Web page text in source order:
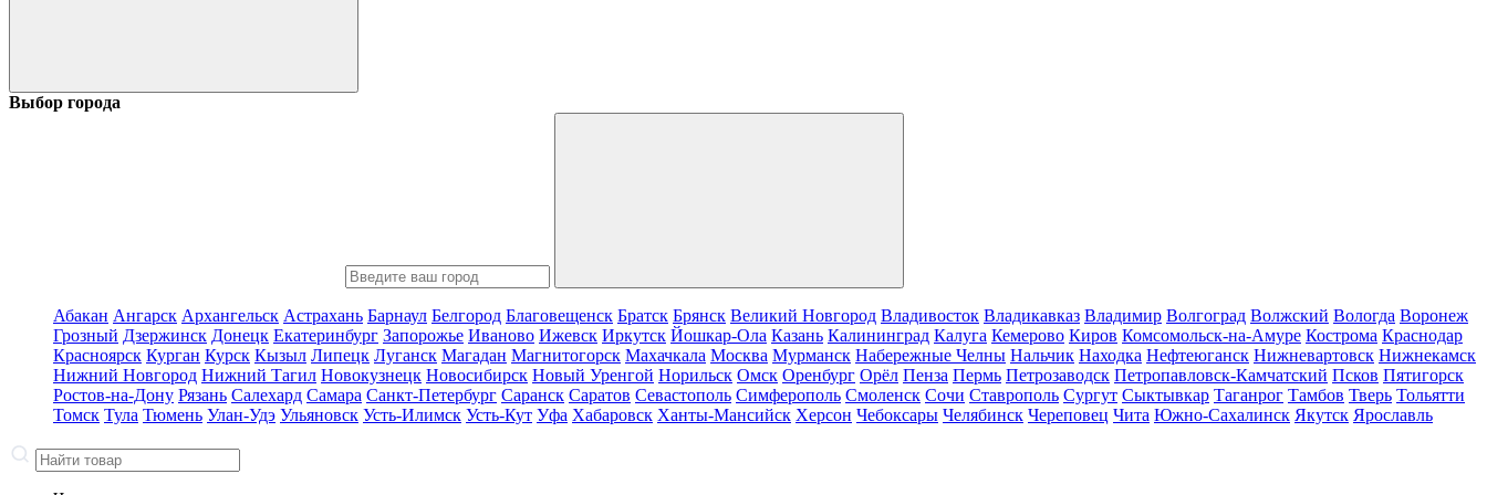
Выбор города
Абакан Ангарск Архангельск Астрахань Барнаул Белгород Благовещенск Братск Брянск Великий Новгород Владивосток Владикавказ Владимир Волгоград Волжский Вологда Воронеж
Грозный Дзержинск Донецк Екатеринбург Запорожье Иваново Ижевск Иркутск Йошкар-Ола Казань Калининград Калуга Кемерово Киров Комсомольск-на-Амуре Кострома Краснодар
Красноярск Курган Курск Кызыл Липецк Луганск Магадан Магнитогорск Махачкала Москва Мурманск Набережные Челны Нальчик Находка Нефтеюганск Нижневартовск Нижнекамск
Нижний Новгород Нижний Тагил Новокузнецк Новосибирск Новый Уренгой Норильск Омск Оренбург Орёл Пенза Пермь Петрозаводск Петропавловск-Камчатский Псков Пятигорск
Ростов-на-Дону Рязань Салехард Самара Санкт-Петербург Саранск Саратов Севастополь Симферополь Смоленск Сочи Ставрополь Сургут Сыктывкар Таганрог Тамбов Тверь Тольятти
Томск Тула Тюмень Улан-Удэ Ульяновск Усть-Илимск Усть-Кут Уфа Хабаровск Ханты-Мансийск Херсон Чебоксары Челябинск Череповец Чита Южно-Сахалинск Якутск Ярославль